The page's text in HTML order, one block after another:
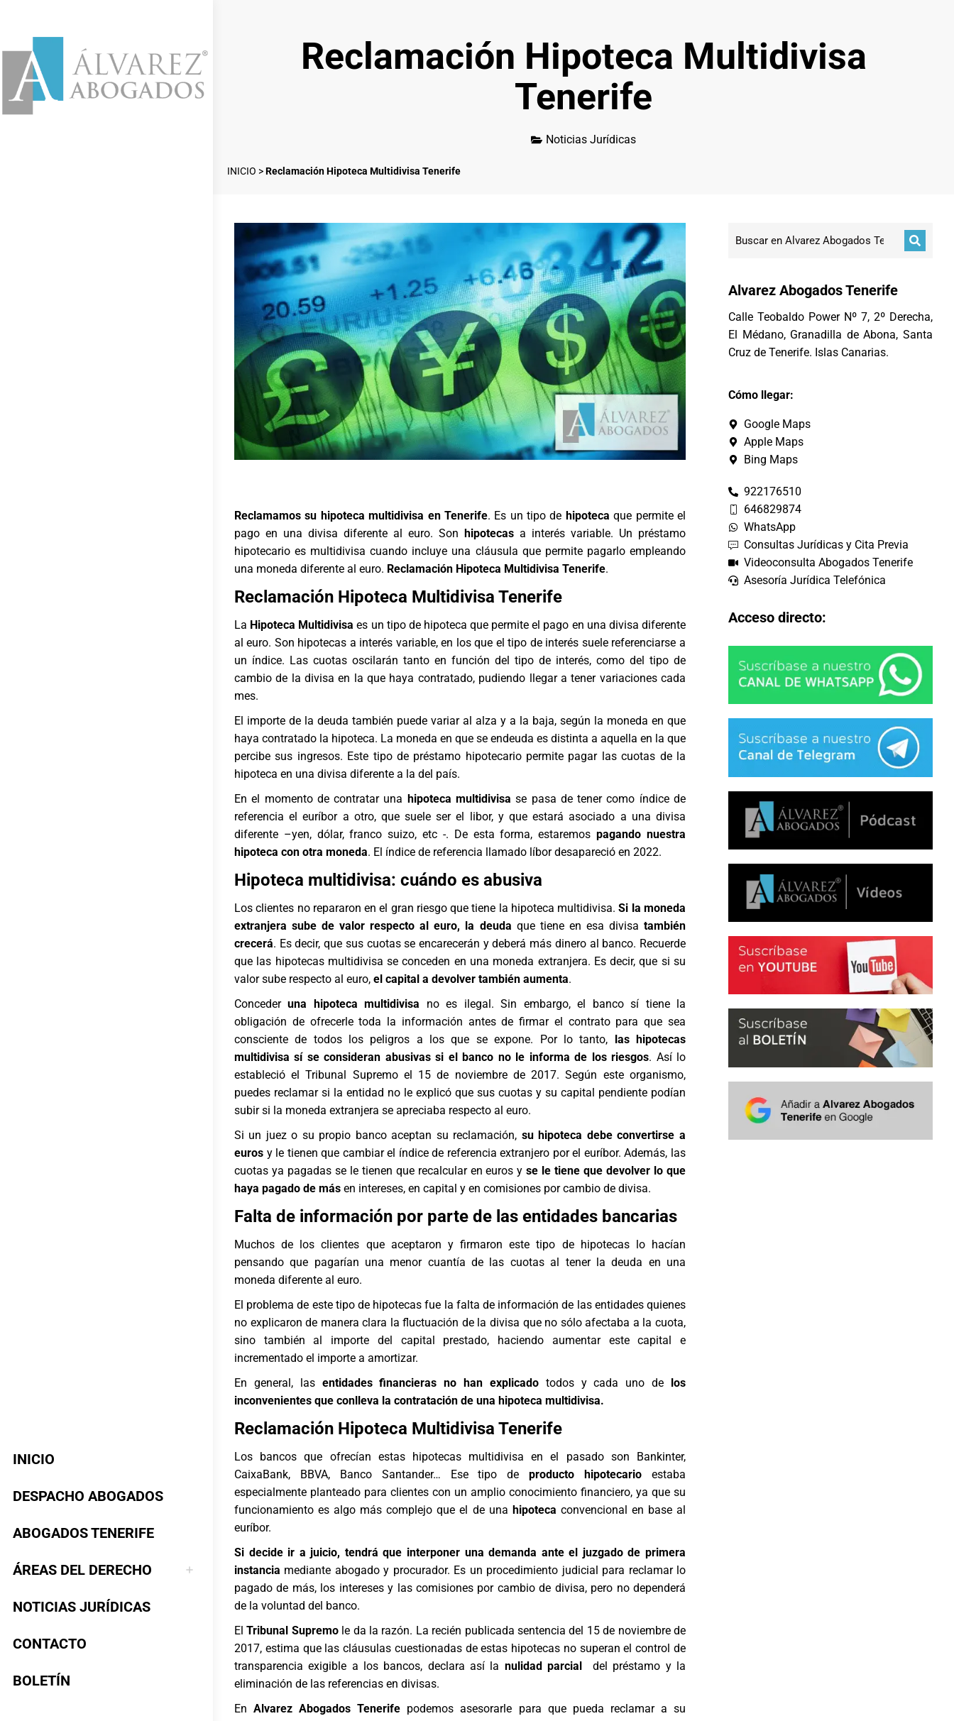
INICIO
DESPACHO ABOGADOS
ABOGADOS TENERIFE
ÁREAS DEL DERECHO
NOTICIAS JURÍDICAS
CONTACTO
BOLETÍN
Reclamación Hipoteca Multidivisa
Tenerife
Noticias Jurídicas
INICIO >Reclamación Hipoteca Multidivisa Tenerife
Reclamamos su hipoteca multidivisa en Tenerife. Es un tipo de hipoteca que permite el
pago en una divisa diferente al euro. Son hipotecas a interés variable. Un préstamo
hipotecario es multidivisa cuando incluye una cláusula que permite pagarlo empleando
una moneda diferente al euro. Reclamación Hipoteca Multidivisa Tenerife.
Reclamación Hipoteca Multidivisa Tenerife
La Hipoteca Multidivisa es un tipo de hipoteca que permite el pago en una divisa diferente
al euro. Son hipotecas a interés variable, en los que el tipo de interés suele referenciarse a
un índice. Las cuotas oscilarán tanto en función del tipo de interés, como del tipo de
cambio de la divisa en la que haya contratado, pudiendo llegar a tener variaciones cada
mes.
El importe de la deuda también puede variar al alza y a la baja, según la moneda en que
haya contratado la hipoteca. La moneda en que se endeuda es distinta a aquella en la que
percibe sus ingresos. Este tipo de préstamo hipotecario permite pagar las cuotas de la
hipoteca en una divisa diferente a la del país.
En el momento de contratar una hipoteca multidivisa se pasa de tener como índice de
referencia el euríbor a otro, que suele ser el libor, y que estará asociado a una divisa
diferente –yen, dólar, franco suizo, etc -. De esta forma, estaremospagando nuestra
hipoteca con otra moneda. El índice de referencia llamado líbor desapareció en 2022.
Hipoteca multidivisa: cuándo es abusiva
Los clientes no repararon en el gran riesgo que tiene la hipoteca multidivisa.Si la moneda
extranjera sube de valor respecto al euro, la deuda que tiene en esa divisa también
crecerá. Es decir, que sus cuotas se encarecerán y deberá más dinero al banco. Recuerde
que las hipotecas multidivisa se conceden en una moneda extranjera. Es decir, que si su
valor sube respecto al euro, el capital a devolver también aumenta.
Concederuna hipoteca multidivisa no es ilegal. Sin embargo, el banco sí tiene la
obligación de ofrecerle toda la información antes de firmar el contrato para que sea
consciente de todos los peligros a los que se expone. Por lo tanto, las hipotecas
multidivisa sí se consideran abusivas si el banco no le informa de los riesgos. Así lo
estableció el Tribunal Supremo el 15 de noviembre de 2017. Según este organismo,
puedes reclamar si la entidad no le explicó que sus cuotas y su capital pendiente podían
subir si la moneda extranjera se apreciaba respecto al euro.
Si un juez o su propio banco aceptan su reclamación, su hipoteca debe convertirse a
euros y le tienen que cambiar el índice de referencia extranjero por el euríbor. Además, las
cuotas ya pagadas se le tienen que recalcular en euros yse le tiene que devolver lo que
haya pagado de más en intereses, en capital y en comisiones por cambio de divisa.
Falta de información por parte de las entidades bancarias
Muchos de los clientes que aceptaron y firmaron este tipo de hipotecas lo hacían
pensando que pagarían una menor cuantía de las cuotas al tener la deuda en una
moneda diferente al euro.
El problema de este tipo de hipotecas fue la falta de información de las entidades quienes
no explicaron de manera clara la fluctuación de la divisa que no sólo afectaba a la cuota,
sino también al importe del capital prestado, haciendo aumentar este capital e
incrementado el importe a amortizar.
En general, las entidades financieras no han explicadotodos y cada uno de los
inconvenientes que conlleva la contratación de una hipoteca multidivisa.
Reclamación Hipoteca Multidivisa Tenerife
Los bancos que ofrecían estas hipotecas multidivisa en el pasado son Bankinter,
CaixaBank, BBVA, Banco Santander… Ese tipo deproducto hipotecario estaba
especialmente planteado para clientes con un amplio conocimiento financiero, ya que su
funcionamiento es algo más complejo que el de una hipoteca convencional en base al
euríbor.
Si decide ir a juicio, tendrá que interponer una demanda ante el juzgado de primera
instancia mediante abogado y procurador. Es un procedimiento judicial para reclamar lo
pagado de más, los intereses y las comisiones por cambio de divisa, pero no dependerá
de la voluntad del banco.
ElTribunal Supremole da la razón. La recién publicada sentencia del 15 de noviembre de
2017, estima que las cláusulas cuestionadas de estas hipotecas no superan el control de
transparencia exigible a los bancos, declara así la nulidad parcial
del préstamo y la
eliminación de las referencias en divisas.
EnAlvarez Abogados Tenerife podemos asesorarle para que pueda reclamar a su
Alvarez Abogados Tenerife
Calle Teobaldo Power Nº 7, 2º Derecha,
El Médano, Granadilla de Abona, Santa
Cruz de Tenerife. Islas Canarias.
Cómo llegar:
Google Maps
Apple Maps
Bing Maps
922176510
646829874
WhatsApp
Consultas Jurídicas y Cita Previa
Videoconsulta Abogados Tenerife
Asesoría Jurídica Telefónica
Acceso directo: